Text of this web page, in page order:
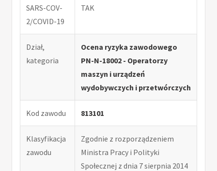
SARS-COV-
2/COVID-19
TAK
Dział,
kategoria
Ocena ryzyka zawodowego
PN-N-18002 - Operatorzy
maszyn i urządzeń
wydobywczych i przetwórczych
Kod zawodu 813101
Klasyfikacja
zawodu
Zgodnie z rozporządzeniem
Ministra Pracy i Polityki
Społecznej z dnia 7 sierpnia 2014